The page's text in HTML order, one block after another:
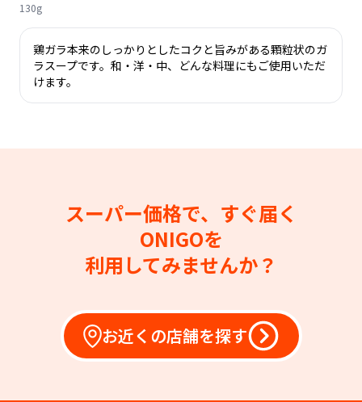
130g
鶏ガラ本来のしっかりとしたコクと旨みがある顆粒状のガ
ラスープです。和・洋・中、どんな料理にもご使用いただ
けます。
スーパー価格で、すぐ届く
ONIGOを
利用してみませんか？
お近くの店舗を探す